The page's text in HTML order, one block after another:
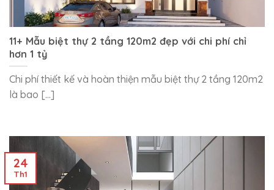
11+ Mẫu biệt thự 2 tầng 120m2 đẹp với chi phí chỉ
hơn 1 tỷ
Chi phí thiết kế và hoàn thiện mẫu biệt thự 2 tầng 120m2
là bao [...]
24
Th1